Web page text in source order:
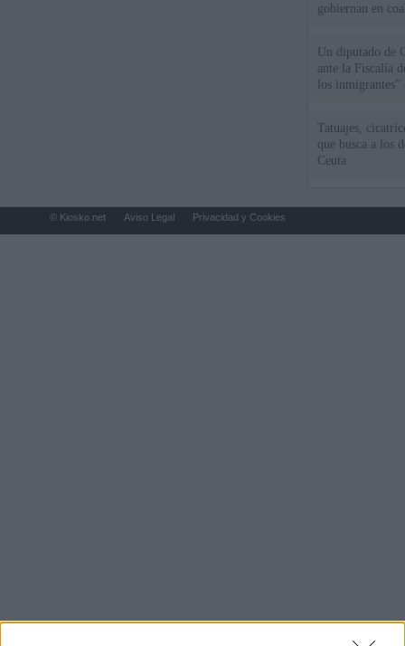
gobiernan en
Un diputado de
ante la Fiscalía
los inmigrantes”
Tatuajes,
que busca a los
Ceuta
© Kiosko.net Aviso Legal Privacidad y Cookies